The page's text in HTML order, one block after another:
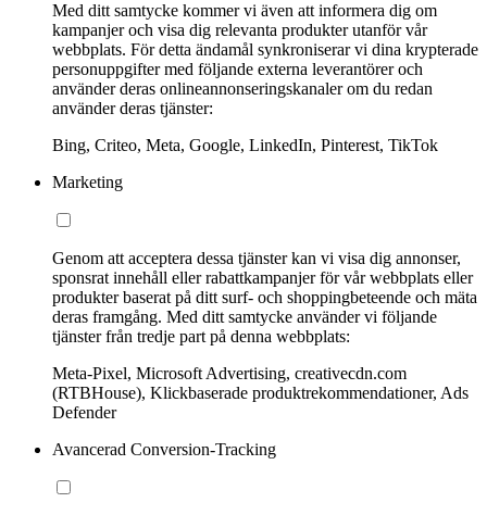
Med ditt samtycke kommer vi även att informera dig om
kampanjer och visa dig relevanta produkter utanför vår
webbplats. För detta ändamål synkroniserar vi dina krypterade
personuppgifter med följande externa leverantörer och
använder deras onlineannonseringskanaler om du redan
använder deras tjänster:
Bing, Criteo, Meta, Google, LinkedIn, Pinterest, TikTok
Marketing
Genom att acceptera dessa tjänster kan vi visa dig annonser,
sponsrat innehåll eller rabattkampanjer för vår webbplats eller
produkter baserat på ditt surf- och shoppingbeteende och mäta
deras framgång. Med ditt samtycke använder vi följande
tjänster från tredje part på denna webbplats:
Meta-Pixel, Microsoft Advertising, creativecdn.com
(RTBHouse), Klickbaserade produktrekommendationer, Ads
Defender
Avancerad Conversion-Tracking